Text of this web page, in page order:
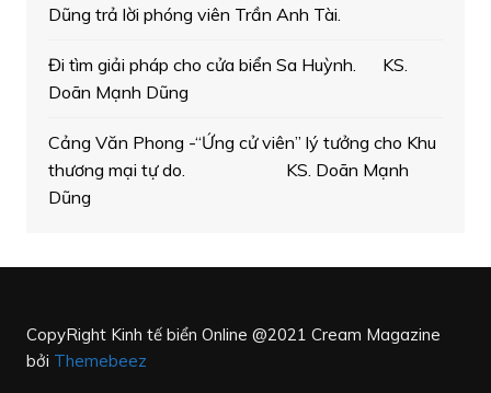
Dũng trả lời phóng viên Trần Anh Tài.
Đi tìm giải pháp cho cửa biển Sa Huỳnh. KS.
Doãn Mạnh Dũng
Cảng Văn Phong -“Ứng cử viên” lý tưởng cho Khu
thương mại tự do. KS. Doãn Mạnh
Dũng
CopyRight Kinh tế biển Online @2021 Cream Magazine
bởi Themebeez